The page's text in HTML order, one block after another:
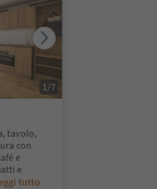
tavolo,
con
e
e
tutto
1/7